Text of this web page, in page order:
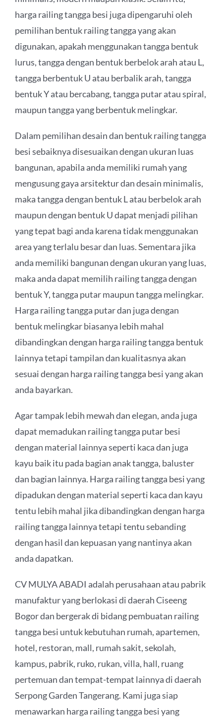
harga railing tangga besi juga dipengaruhi oleh
pemilihan bentuk railing tangga yang akan
digunakan, apakah menggunakan tangga bentuk
lurus, tangga dengan bentuk berbelok arah atau L,
tangga berbentuk U atau berbalik arah, tangga
bentuk Y atau bercabang, tangga putar atau spiral,
maupun tangga yang berbentuk melingkar.
Dalam pemilihan desain dan bentuk railing tangga
besi sebaiknya disesuaikan dengan ukuran luas
bangunan, apabila anda memiliki rumah yang
mengusung gaya arsitektur dan desain minimalis,
maka tangga dengan bentuk L atau berbelok arah
maupun dengan bentuk U dapat menjadi pilihan
yang tepat bagi anda karena tidak menggunakan
area yang terlalu besar dan luas. Sementara jika
anda memiliki bangunan dengan ukuran yang luas,
maka anda dapat memilih railing tangga dengan
bentuk Y, tangga putar maupun tangga melingkar.
Harga railing tangga putar dan juga dengan
bentuk melingkar biasanya lebih mahal
dibandingkan dengan harga railing tangga bentuk
lainnya tetapi tampilan dan kualitasnya akan
sesuai dengan harga railing tangga besi yang akan
anda bayarkan.
Agar tampak lebih mewah dan elegan, anda juga
dapat memadukan railing tangga putar besi
dengan material lainnya seperti kaca dan juga
kayu baik itu pada bagian anak tangga, baluster
dan bagian lainnya. Harga railing tangga besi yang
dipadukan dengan material seperti kaca dan kayu
tentu lebih mahal jika dibandingkan dengan harga
railing tangga lainnya tetapi tentu sebanding
dengan hasil dan kepuasan yang nantinya akan
anda dapatkan.
CV MULYA ABADI adalah perusahaan atau pabrik
manufaktur yang berlokasi di daerah Ciseeng
Bogor dan bergerak di bidang pembuatan railing
tangga besi untuk kebutuhan rumah, apartemen,
hotel, restoran, mall, rumah sakit, sekolah,
kampus, pabrik, ruko, rukan, villa, hall, ruang
pertemuan dan tempat-tempat lainnya di daerah
Serpong Garden Tangerang. Kami juga siap
menawarkan harga railing tangga besi yang